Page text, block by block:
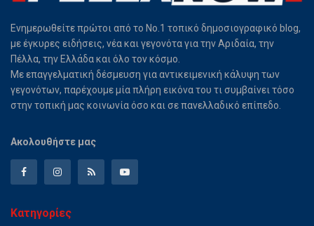
Ενημερωθείτε πρώτοι από το Νο.1 τοπικό δημοσιογραφικό blog,
με έγκυρες ειδήσεις, νέα και γεγονότα για την Αριδαία, την
Πέλλα, την Ελλάδα και όλο τον κόσμο.
Με επαγγελματική δέσμευση για αντικειμενική κάλυψη των
γεγονότων, παρέχουμε μία πλήρη εικόνα του τι συμβαίνει τόσο
στην τοπική μας κοινωνία όσο και σε πανελλαδικό επίπεδο.
Ακολουθήστε μας
Κατηγορίες